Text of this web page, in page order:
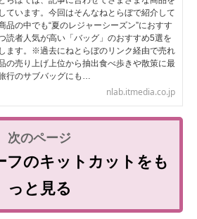
ています。今回はそんなねとらぼで紹介して
品の中でも“夏のレジャーシーズン”におすす
読者人気が高い「バッグ」のおすすめ5選を
ます。※過去にねとらぼのリンク経由で売れ
の売り上げ上位から抽出食べ歩きや散策に最
行のサブバッグにも…
nlab.itmedia.co.jp
フのキットカットをも
っと見る